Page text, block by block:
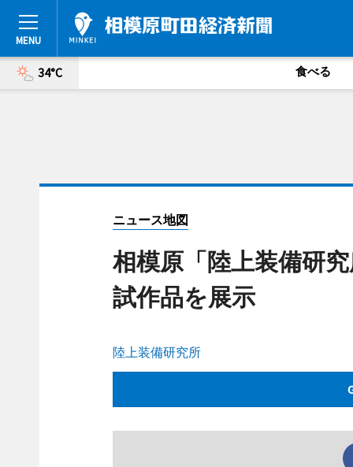
34°C 食べる
ニュース地図
相模原「陸上装備研
試作品を展示
陸上装備研究所